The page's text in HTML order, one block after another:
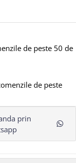
de peste 50 de
de peste
prin